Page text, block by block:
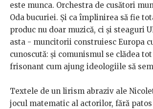
este munca. Orchestra de cusători
Oda bucuriei. Și ca împlinirea să fie
produc nu doar muzică, ci și steaguri
asta - muncitorii construiesc Europa
cunoscută: şi comunismul se clădea tot
frisonant cum ajung ideologiile să
Textele de un lirism abraziv ale
jocul matematic al actorilor, fără